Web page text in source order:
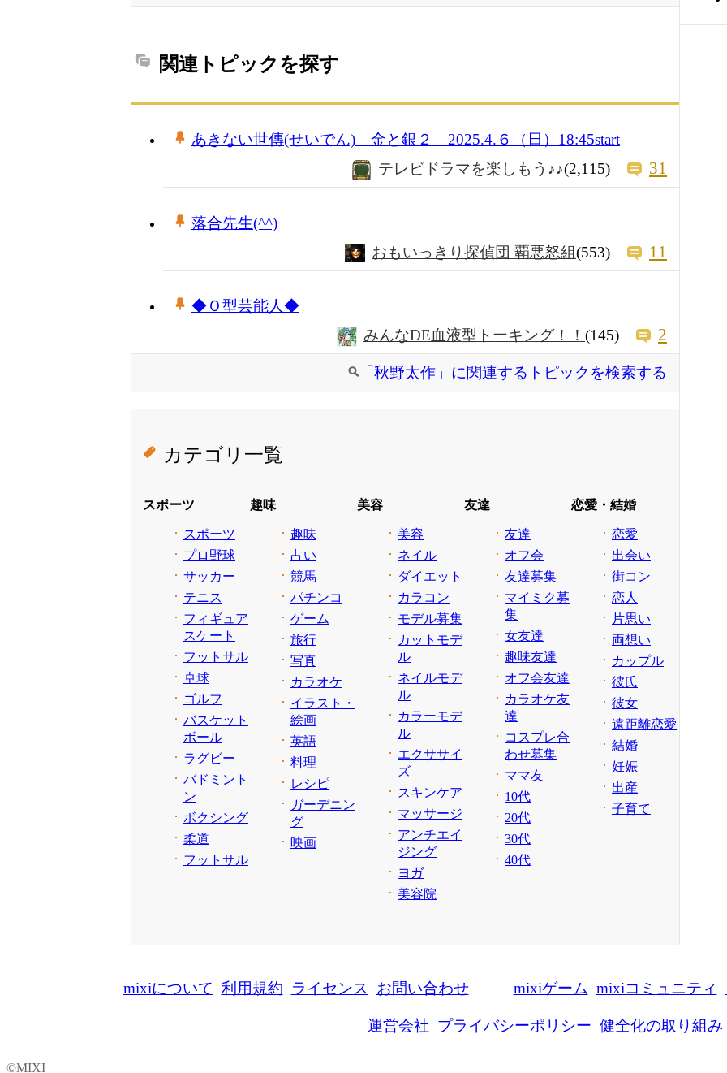
関連トピックを探す
あきない世傳(せいでん) 金と銀２ 2025.4.６（日）18:45start
テレビドラマを楽しもう♪♪(2,115) 31
落合先生(^^)
おもいっきり探偵団 覇悪怒組(553) 11
◆Ｏ型芸能人◆
みんなDE血液型トーキング！！ (145) 2
「秋野太作」に関連するトピックを検索する
カテゴリ一覧
スポーツ
スポーツ
プロ野球
サッカー
テニス
フィギュア
スケート
フットサル
卓球
ゴルフ
バスケット
ボール
ラグビー
バドミント
ン
ボクシング
柔道
フットサル
趣味
趣味
占い
競馬
パチンコ
ゲーム
旅行
写真
カラオケ
イラスト・
絵画
英語
料理
レシピ
ガーデニン
グ
映画
美容
美容
ネイル
ダイエット
カラコン
モデル募集
カットモデ
ル
ネイルモデ
ル
カラーモデ
ル
エクササイ
ズ
スキンケア
マッサージ
アンチエイ
ジング
ヨガ
美容院
友達
友達
オフ会
友達募集
マイミク募
集
女友達
趣味友達
オフ会友達
カラオケ友
達
コスプレ合
わせ募集
ママ友
10代
20代
30代
40代
恋愛・結婚
恋愛
出会い
街コン
恋人
片思い
両想い
カップル
彼氏
彼女
遠距離恋愛
結婚
妊娠
出産
子育て
mixiについて 利用規約 ライセンス お問い合わせ mixiゲーム mixiコミュニティ
運営会社 プライバシーポリシー 健全化の取り組み
©MIXI